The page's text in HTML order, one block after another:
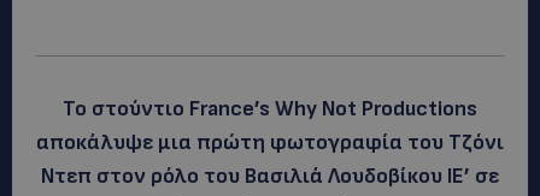
Το στούντιο France’s Why Not Productions
αποκάλυψε μια πρώτη φωτογραφία του Τζόνι
Ντεπ στον ρόλο του Βασιλιά Λουδοβίκου ΙΕ’ σε